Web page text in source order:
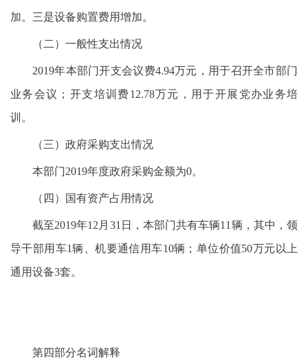
加。三是设备购置费用增加。
（二）一般性支出情况
2019年本部门开支会议费4.94万元，用于召开全市部门
业务会议；开支培训费12.78万元，用于开展党办业务培
训。
（三）政府采购支出情况
本部门2019年度政府采购金额为0。
（四）国有资产占用情况
截至2019年12月31日，本部门共有车辆11辆，其中，领
导干部用车1辆、机要通信用车10辆；单位价值50万元以上
通用设备3套。
第四部分名词解释